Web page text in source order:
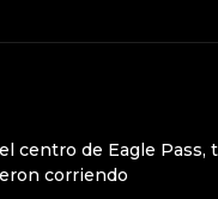
centro de Eagle Pass,
corriendo